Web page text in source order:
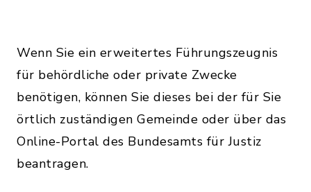
Wenn Sie ein erweitertes Führungszeugnis
für behördliche oder private Zwecke
benötigen, können Sie dieses bei der für Sie
örtlich zuständigen Gemeinde oder über das
Online-Portal des Bundesamts für Justiz
beantragen.